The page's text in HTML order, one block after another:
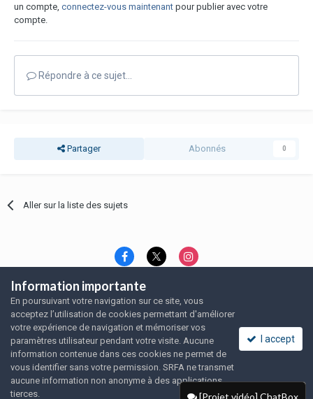
un compte, connectez-vous maintenant pour publier avec votre
compte.
Répondre à ce sujet…
Partager Abonnés 0
Aller sur la liste des sujets
[Projet vidéo] ChatBox
Langue Thème
Politique de confidentialité
Nous contacter
Nous contacter
SRFA, l'association des amoureux du rat domestique
Powered by Invision Community
Information importante
En poursuivant votre navigation sur ce site, vous
acceptez l’utilisation de cookies permettant d'améliorer
votre expérience de navigation et mémoriser vos
paramètres utilisateur pendant votre visite. Aucune
information contenue dans ces cookies ne permet de
vous identifier sans votre permission. SRFA ne transmet
aucune information non anonyme à des applications
tierces.
I accept